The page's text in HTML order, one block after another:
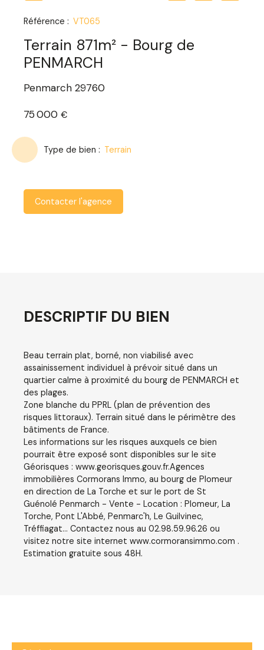
Référence : VT065
Terrain 871m² - Bourg de
PENMARCH
Penmarch 29760
75 000 €
Type de bien : Terrain
Contacter l'agence
DESCRIPTIF DU BIEN
Beau terrain plat, borné, non viabilisé avec
assainissement individuel à prévoir situé dans un
quartier calme à proximité du bourg de PENMARCH et
des plages.
Zone blanche du PPRL (plan de prévention des
risques littoraux). Terrain situé dans le périmètre des
bâtiments de France.
Les informations sur les risques auxquels ce bien
pourrait être exposé sont disponibles sur le site
Géorisques : www.georisques.gouv.fr.Agences
immobilières Cormorans Immo, au bourg de Plomeur
en direction de La Torche et sur le port de St
Guénolé Penmarch - Vente - Location : Plomeur, La
Torche, Pont L'Abbé, Penmarc'h, Le Guilvinec,
Tréffiagat... Contactez nous au 02.98.59.96.26 ou
visitez notre site internet www.cormoransimmo.com .
Estimation gratuite sous 48H.